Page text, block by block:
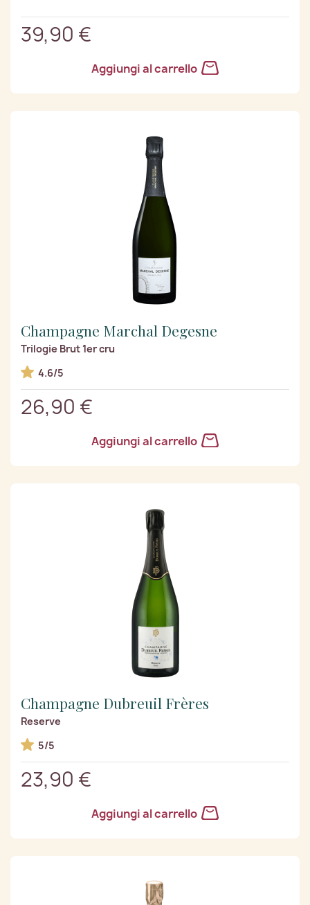
39,90 €
Aggiungi al carrello
Champagne Marchal Degesne
Trilogie Brut 1er cru
4.6/5
26,90 €
Aggiungi al carrello
Champagne Dubreuil Frères
Reserve
5/5
23,90 €
Aggiungi al carrello